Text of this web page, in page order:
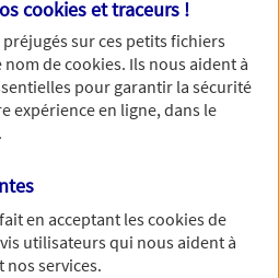
informations vous concernant. Pour
.
cookies et traceurs !
sur ces petits fichiers
nom decookies. Ils nous aident à
pour garantir la sécurité
expérience en ligne, dans le
en acceptant lescookiesde
utilisateurs qui nous aident à
services.